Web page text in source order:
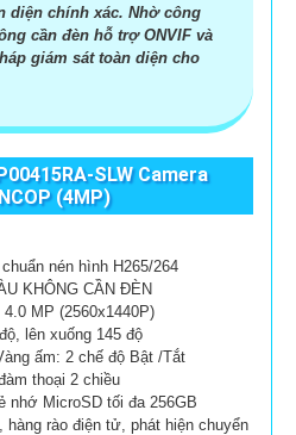
diện chính xác. Nhờ công
cần đèn hỗ trợ ONVIF và
giám sát toàn diện cho
SLW Camera
(4MP)
nén hình H265/264
KHÔNG CẦN ĐÈN
MP (2560x1440P)
lên xuống 145 độ
ấm: 2 chế độ Bật /Tắt
thoại 2 chiều
nhớ MicroSD tối đa 256GB
hàng rào điện tử, phát hiện chuyển